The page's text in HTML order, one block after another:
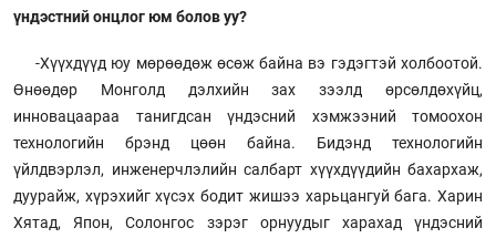
үндэстний онцлог юм болов уу?
-Хүүхдүүд юу мөрөөдөж өсөж байна вэ гэдэгтэй холбоотой.
Өнөөдөр Монголд дэлхийн зах зээлд өрсөлдөхүйц,
инновацаараа танигдсан үндэсний хэмжээний томоохон
технологийн брэнд цөөн байна. Бидэнд технологийн
үйлдвэрлэл, инженерчлэлийн салбарт хүүхдүүдийн бахархаж,
дуурайж, хүрэхийг хүсэх бодит жишээ харьцангуй бага. Харин
Хятад, Япон, Солонгос зэрэг орнуудыг харахад үндэсний